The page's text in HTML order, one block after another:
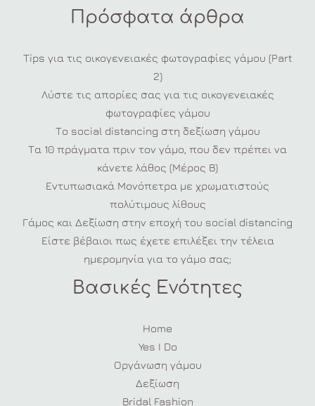
της
Πρόσφατα άρθρα
Tips για τις οικογενειακές φωτογραφίες γάμου (Part
2)
Λύστε τις απορίες σας για τις οικογενειακές
φωτογραφίες γάμου
Το social distancing στη δεξίωση γάμου
Τα 10 πράγματα πριν τον γάμο, που δεν πρέπει να
κάνετε λάθος (Μέρος Β)
Εντυπωσιακά Μονόπετρα με χρωματιστούς
πολύτιμους λίθους
Γάμος και Δεξίωση στην εποχή του social distancing
Είστε βέβαιοι πως έχετε επιλέξει την τέλεια
ημερομηνία για το γάμο σας;
Βασικές Ενότητες
Home
Yes I Do
Οργάνωση γάμου
Δεξίωση
Bridal Fashion